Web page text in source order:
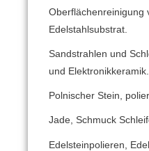
Oberflächenreinigung
Edelstahlsubstrat.
Sandstrahlen und
und Elektronikkeramik.
Polnischer Stein,
Jade, Schmuck
Edelsteinpolieren,